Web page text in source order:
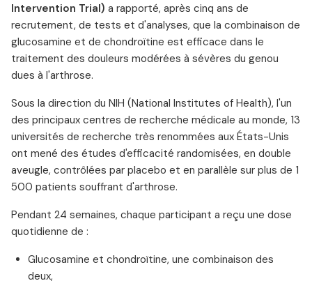
Intervention Trial) a rapporté, après cinq ans de
recrutement, de tests et d'analyses, que la combinaison de
glucosamine et de chondroïtine est efficace dans le
traitement des douleurs modérées à sévères du genou
dues à l'arthrose.
Sous la direction du NIH (National Institutes of Health), l'un
des principaux centres de recherche médicale au monde, 13
universités de recherche très renommées aux États-Unis
ont mené des études d'efficacité randomisées, en double
aveugle, contrôlées par placebo et en parallèle sur plus de 1
500 patients souffrant d'arthrose.
Pendant 24 semaines, chaque participant a reçu une dose
quotidienne de :
Glucosamine et chondroïtine, une combinaison des
deux,